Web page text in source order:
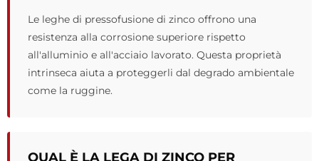
Le leghe di pressofusione di zinco offrono una
resistenza alla corrosione superiore rispetto
all'alluminio e all'acciaio lavorato. Questa proprietà
intrinseca aiuta a proteggerli dal degrado ambientale
come la ruggine.
QUAL È LA LEGA DI ZINCO PER